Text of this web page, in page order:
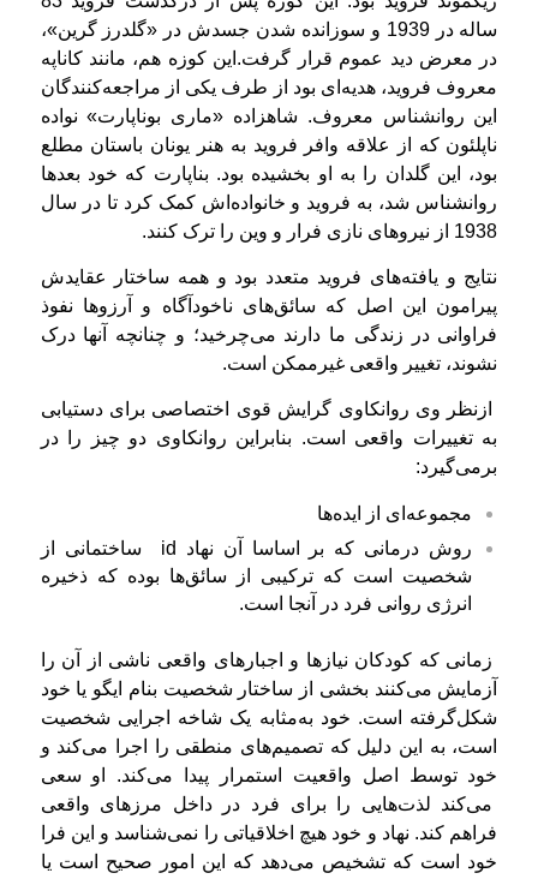
ساله در 1939 و سوزانده شدن جسدش در «گلدرز گرین»،
در معرض دید عموم قرار گرفت. این کوزه هم، مانند کاناپه‌
معروف فروید، هدیه‌ای بود از طرف یکی از مراجعه‌کنندگان
این روانشناس معروف. شاهزاده «ماری بوناپارت» نواده
ناپلئون که از علاقه‌ وافر فروید به هنر یونان باستان مطلع
بود، این گلدان را به او بخشیده بود. بناپارت که خود بعدها
روانشناس شد، به فروید و خانواده‌اش کمک کرد تا در سال
1938 از نیروهای نازی فرار و وین را ترک کنند.
نتایج و یافته‌های فروید متعدد بود و همه ساختار عقایدش
پیرامون این اصل که سائق‌های ناخودآگاه و آرزوها نفوذ
فراوانی در زندگی ما دارند می‌چرخید؛ و چنانچه آنها درک
نشوند، تغییر واقعی غیرممکن است.
ازنظر وی روانکاوی گرایش قوی اختصاصی برای دستیابی
به تغییرات واقعی است. بنابراین روانکاوی دو چیز را در
برمی‌گیرد:
مجموعه‌ای از ایده‌ها
روش درمانی که بر اساسا آن نهاد id ساختمانی از
شخصیت است که ترکیبی از سائق‌ها بوده که ذخیره
انرژی روانی فرد در آنجا است.
زمانی که کودکان نیازها و اجبارهای واقعی ناشی از آن را
آزمایش می‌کنند بخشی از ساختار شخصیت بنام ایگو یا خود
شکل‌گرفته است. خود به‌مثابه یک شاخه اجرايی شخصیت
است، به این دلیل که تصمیم‌های منطقی را اجرا می‌کند و
خود توسط اصل واقعیت استمرار پیدا می‌کند. او سعی
می‌کند لذت‌هایی را برای فرد در داخل مرزهای واقعی
فراهم کند. نهاد و خود هیچ اخلاقیاتی را نمی‌شناسد و این فرا
خود است که تشخیص می‌دهد که این امور صحیح است یا